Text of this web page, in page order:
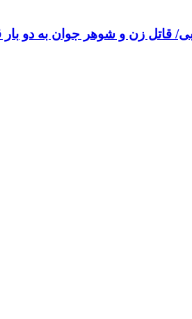
قاتل زن و شوهر جوان به دو